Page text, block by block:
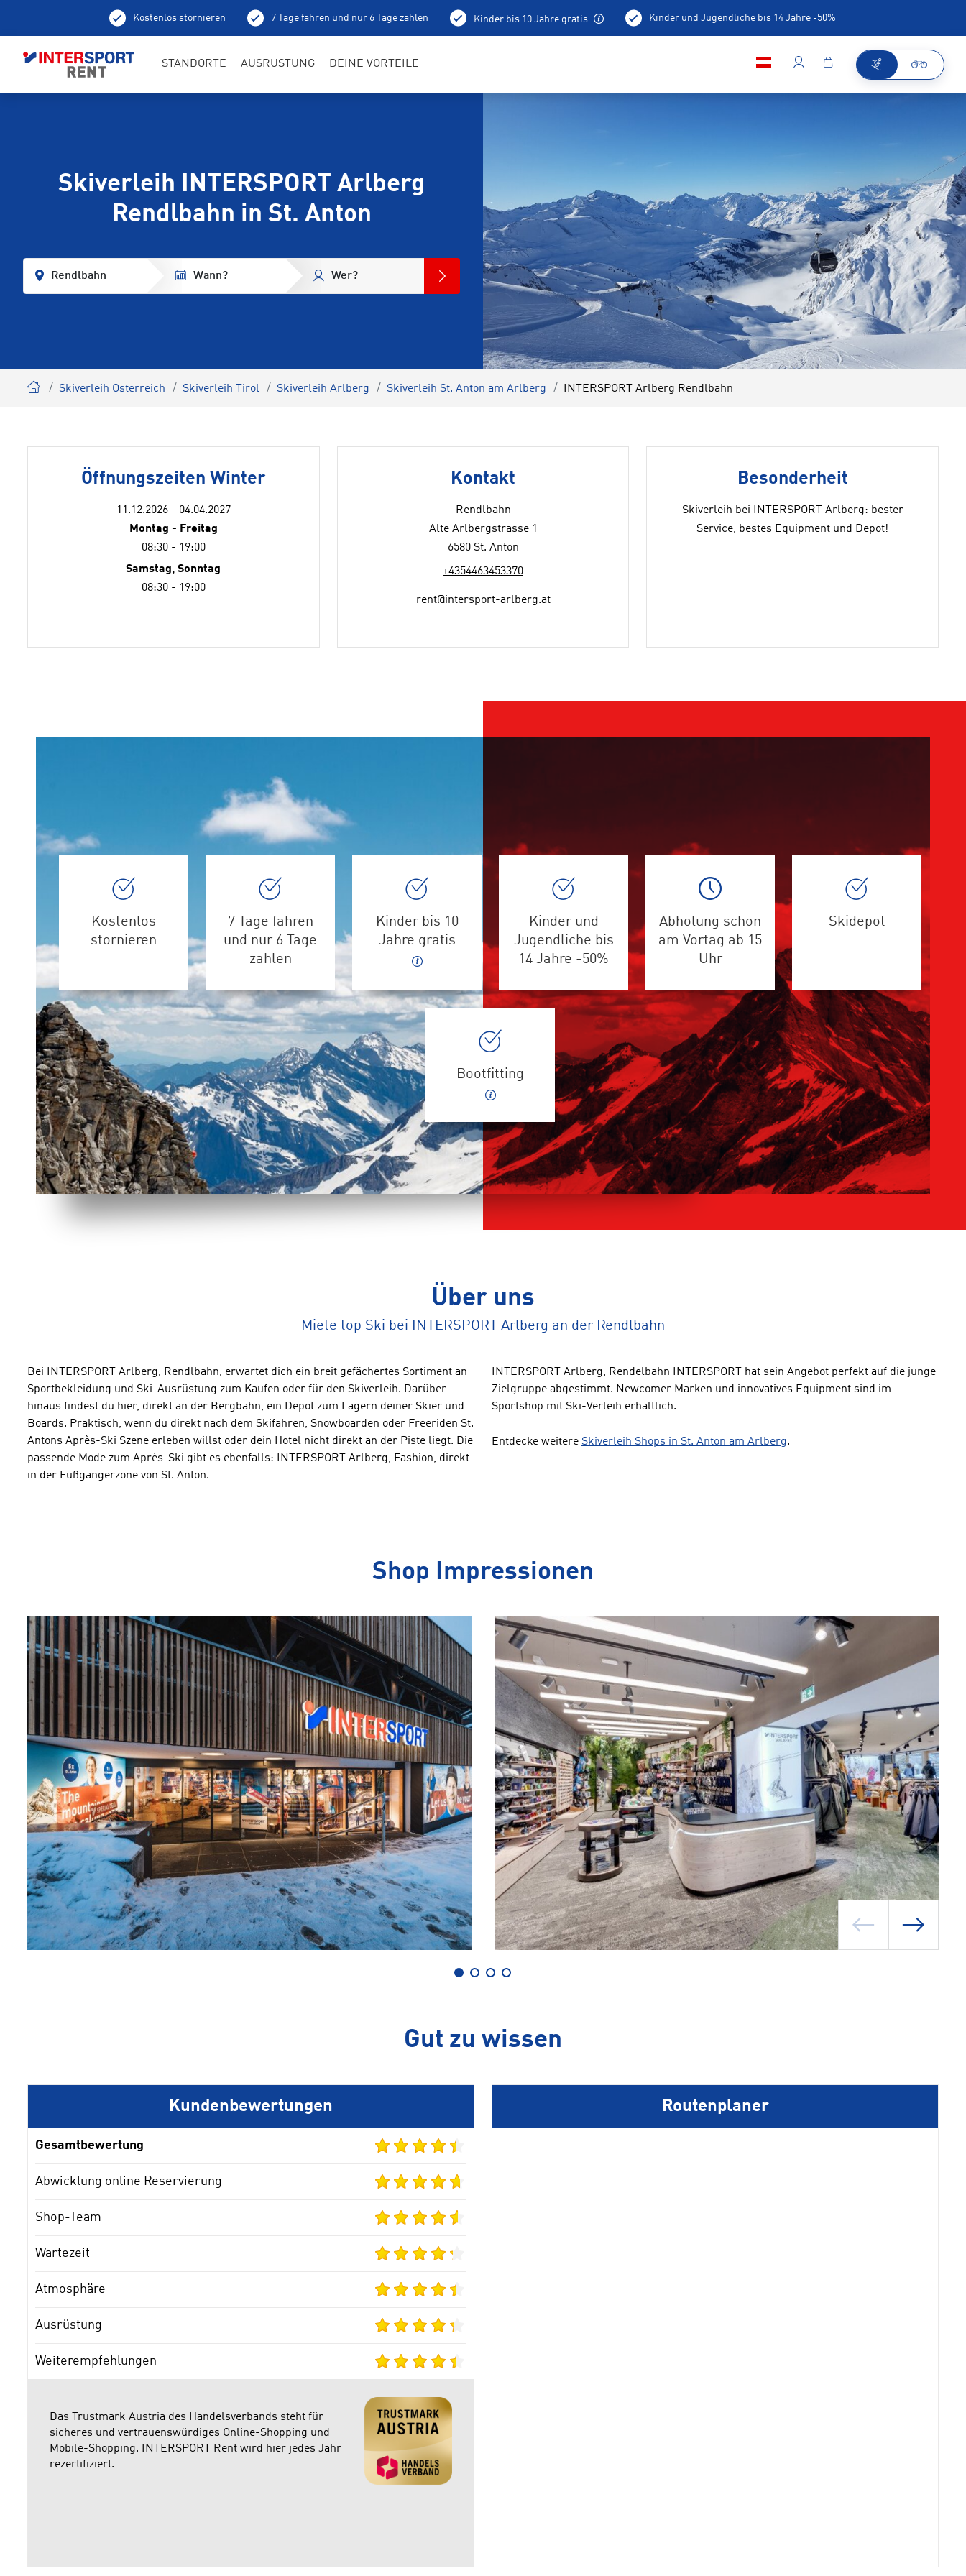
Kostenlos stornieren 7 Tage fahren und nur 6 Tage zahlen Kinder bis 10 Jahre gratis Kinder und Jugendliche bis 14 Jahre -50%
STANDORTE AUSRÜSTUNG DEINE VORTEILE
Skiverleih INTERSPORT Arlberg
Rendlbahn in St. Anton
Rendlbahn Wann? Wer?
Skiverleih Österreich Skiverleih Tirol Skiverleih Arlberg Skiverleih St. Anton am Arlberg INTERSPORT Arlberg Rendlbahn
Öffnungszeiten Winter
11.12.2026 - 04.04.2027
Montag - Freitag
08:30 - 19:00
Samstag, Sonntag
08:30 - 19:00
Kontakt
Rendlbahn
Alte Arlbergstrasse 1
6580 St. Anton
+4354463453370
rent@intersport-arlberg.at
Besonderheit
Skiverleih bei INTERSPORT Arlberg: bester
Service, bestes Equipment und Depot!
Kostenlos
stornieren
7 Tage fahren
und nur 6 Tage
zahlen
Kinder bis 10
Jahre gratis
Kinder und
Jugendliche bis
14 Jahre -50%
Abholung schon
am Vortag ab 15
Uhr
Skidepot
Bootfitting
Über uns
Miete top Ski bei INTERSPORT Arlberg an der Rendlbahn
Bei INTERSPORT Arlberg, Rendlbahn, erwartet dich ein breit gefächertes Sortiment an
Sportbekleidung und Ski-Ausrüstung zum Kaufen oder für den Skiverleih. Darüber
hinaus findest du hier, direkt an der Bergbahn, ein Depot zum Lagern deiner Skier und
Boards. Praktisch, wenn du direkt nach dem Skifahren, Snowboarden oder Freeriden St.
Antons Après-Ski Szene erleben willst oder dein Hotel nicht direkt an der Piste liegt. Die
passende Mode zum Après-Ski gibt es ebenfalls: INTERSPORT Arlberg, Fashion, direkt
in der Fußgängerzone von St. Anton.
INTERSPORT Arlberg, Rendelbahn INTERSPORT hat sein Angebot perfekt auf die junge
Zielgruppe abgestimmt. Newcomer Marken und innovatives Equipment sind im
Sportshop mit Ski-Verleih erhältlich.
Entdecke weitere Skiverleih Shops in St. Anton am Arlberg.
Shop Impressionen
Gut zu wissen
Kundenbewertungen
Gesamtbewertung
Abwicklung online Reservierung
Shop-Team
Wartezeit
Atmosphäre
Ausrüstung
Weiterempfehlungen
Das Trustmark Austria des Handelsverbands steht für
sicheres und vertrauenswürdiges Online-Shopping und
Mobile-Shopping. INTERSPORT Rent wird hier jedes Jahr
rezertifiziert.
Routenplaner